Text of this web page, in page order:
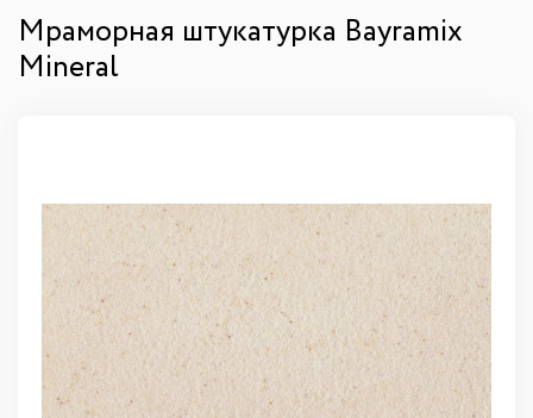
Мраморная штукатурка Bayramix
Mineral